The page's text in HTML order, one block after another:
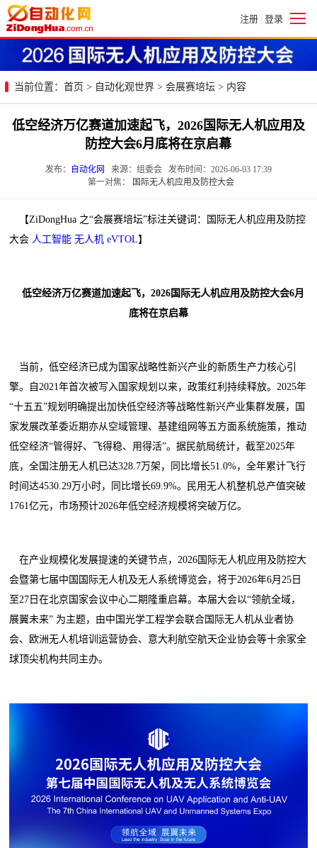
注册 | 登录
当前位置： 首页 > 自动化观世界 > 会展赛培坛 > 内容
低空经济万亿赛道加速起飞，2026国际无人机应用及
防控大会6月底将在京启幕
发布： 自动化网
来源：组委会 发布时间：2026-06-03 17:39
第一对焦：
国际无人机应用及防控大会
【ZiDongHua 之“会展赛培坛”标注关键词：国际无人机应用及防控
大会 人工智能 无人机 eVTOL】
低空经济万亿赛道加速起飞，2026国际无人机应用及防控大会6月
底将在京启幕
当前，低空经济已成为国家战略性新兴产业的新质生产力核心引
擎。自2021年首次被写入国家规划以来，政策红利持续释放。2025年
“十五五”规划明确提出加快低空经济等战略性新兴产业集群发展，国
家发展改革委近期亦从空域管理、基建组网等五方面系统施策，推动
低空经济“管得好、飞得稳、用得活”。据民航局统计，截至2025年
底，全国注册无人机已达328.7万架，同比增长51.0%，全年累计飞行
时间达4530.29万小时，同比增长69.9%。民用无人机整机总产值突破
1761亿元，市场预计2026年低空经济规模将突破万亿。
在产业规模化发展提速的关键节点，2026国际无人机应用及防控大
会暨第七届中国国际无人机及无人系统博览会，将于2026年6月25日
至27日在北京国家会议中心二期隆重启幕。本届大会以“领航全域，
展翼未来” 为主题，由中国光学工程学会联合国际无人机从业者协
会、欧洲无人机培训运营协会、意大利航空航天企业协会等十余家全
球顶尖机构共同主办。